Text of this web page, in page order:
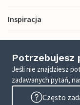
Inspiracja
Potrzebujesz
Jeśli nie znajdziesz
zadawanych pytań,
Często